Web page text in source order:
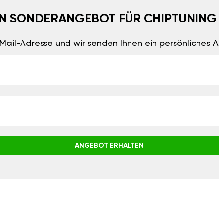
SONDERANGEBOT FÜR CHIPTUNING
Adresse und wir senden Ihnen ein persönliches
ANGEBOT ERHALTEN